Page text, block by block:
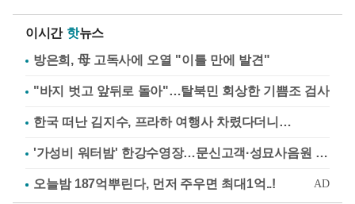
이시간 핫뉴스
방은희, 母 고독사에 오열 "이틀 만에 발견"
"바지 벗고 앞뒤로 돌아"…탈북민 회상한 기쁨조 검사
한국 떠난 김지수, 프라하 여행사 차렸다더니…
'가성비 워터밤' 한강수영장…문신고객·성묘사음원 민원